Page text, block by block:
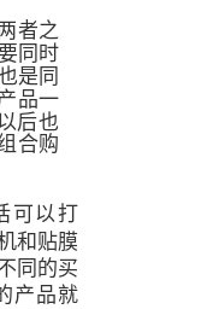
者之
要同时
是同
品一
后也
合购
可以打
和贴膜
同的买
产品就